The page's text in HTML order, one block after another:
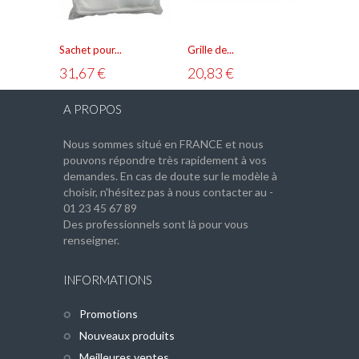
AJOUTER AU PANIER
Sachet pour...
31,67 €
Grille de...
20,83 €
A PROPOS
Nous sommes situé en FRANCE et nous
pouvons répondre très rapidement à vos
demandes. En cas de doute sur le modèle à
choisir, n'hésitez pas à nous contacter au -
01 23 45 67 89
Des professionnels sont là pour vous
renseigner.
INFORMATIONS
Promotions
Nouveaux produits